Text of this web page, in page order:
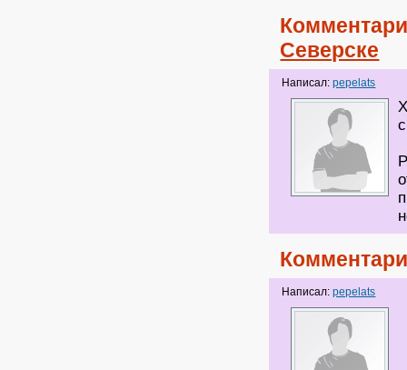
Северске
Написал:pepelats
Написал:pepelats